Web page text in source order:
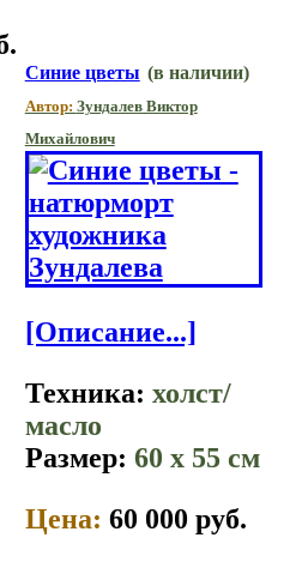
Синие цветы (в наличии)
Автор: Зундалев Виктор
Михайлович
[Описание...]
Техника: холст/
масло
Размер: 60 x 55 см
Цена: 60 000 руб.